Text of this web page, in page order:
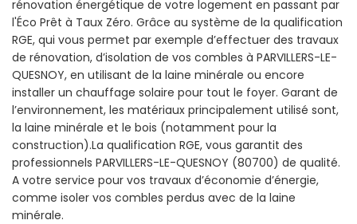
rénovation énergétique de votre logement en passant par
l'Éco Prêt à Taux Zéro. Grâce au système de la qualification
RGE, qui vous permet par exemple d’effectuer des travaux
de rénovation, d’isolation de vos combles à PARVILLERS-LE-
QUESNOY, en utilisant de la laine minérale ou encore
installer un chauffage solaire pour tout le foyer. Garant de
l’environnement, les matériaux principalement utilisé sont,
la laine minérale et le bois (notamment pour la
construction).La qualification RGE, vous garantit des
professionnels PARVILLERS-LE-QUESNOY (80700) de qualité.
A votre service pour vos travaux d’économie d’énergie,
comme isoler vos combles perdus avec de la laine
minérale.